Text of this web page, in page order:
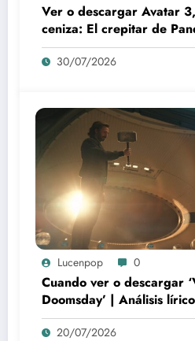
Ver o descargar Avatar
ceniza: El crepitar de
30/07/2026
Lucenpop 0
Cuando ver o descargar
Doomsday’ | Análisis
nuevo Vengadores:
20/07/2026